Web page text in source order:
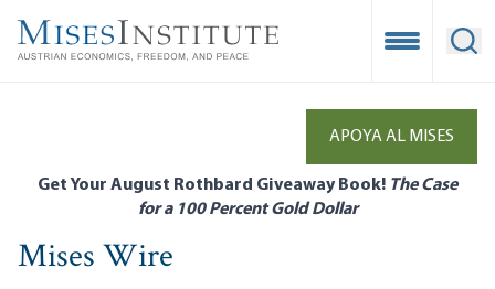
main
Open
APOYA AL MISES
Get Your August Rothbard Giveaway Book! The Case
for a 100 Percent Gold Dollar
Mises Wire